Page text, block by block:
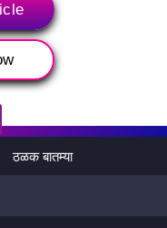
देईन. दुसऱ्याने लिहिले,
सुरू आहे, तर एकाने लिहिले
ठळक बातम्या